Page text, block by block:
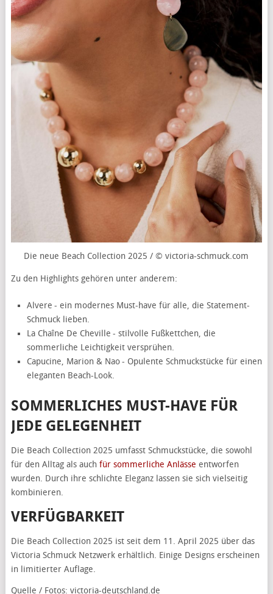
Die neue Beach Collection 2025 / © victoria-schmuck.com
Zu den Highlights gehören unter anderem:
Alvere - ein modernes Must-have für alle, die Statement-
Schmuck lieben.
La Chaîne De Cheville - stilvolle Fußkettchen, die
sommerliche Leichtigkeit versprühen.
Capucine, Marion & Nao - Opulente Schmuckstücke für einen
eleganten Beach-Look.
SOMMERLICHES MUST-HAVE FÜR
JEDE GELEGENHEIT
Die Beach Collection 2025 umfasst Schmuckstücke, die sowohl
für den Alltag als auch für sommerliche Anlässe entworfen
wurden. Durch ihre schlichte Eleganz lassen sie sich vielseitig
kombinieren.
VERFÜGBARKEIT
Die Beach Collection 2025 ist seit dem 11. April 2025 über das
Victoria Schmuck Netzwerk erhältlich. Einige Designs erscheinen
in limitierter Auflage.
Quelle / Fotos: victoria-deutschland.de